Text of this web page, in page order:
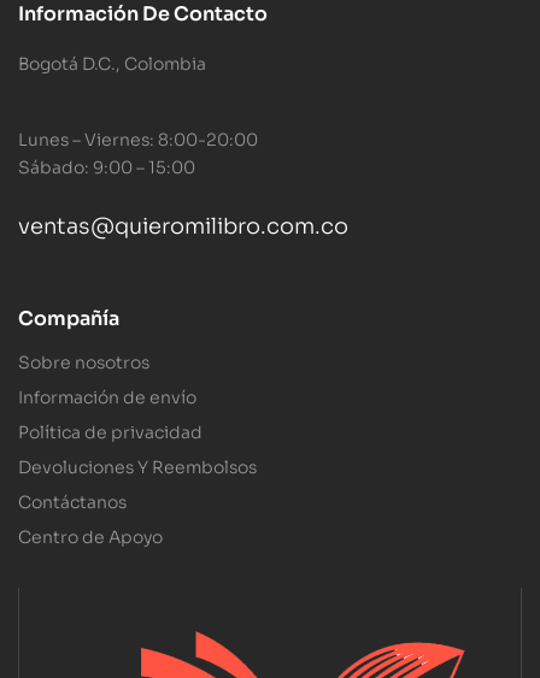
Información De Contacto
Bogotá D.C., Colombia
Lunes – Viernes: 8:00-20:00
Sábado: 9:00 – 15:00
ventas@quieromilibro.com.co
Compañía
Sobre nosotros
Información de envío
Política de privacidad
Devoluciones Y Reembolsos
Contáctanos
Centro de Apoyo